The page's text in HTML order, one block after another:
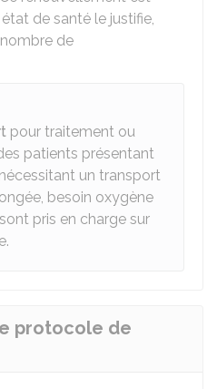
de santé le justifie,
de
pour traitement ou
patients présentant
un transport
besoin oxygène
pris en charge sur
protocole de